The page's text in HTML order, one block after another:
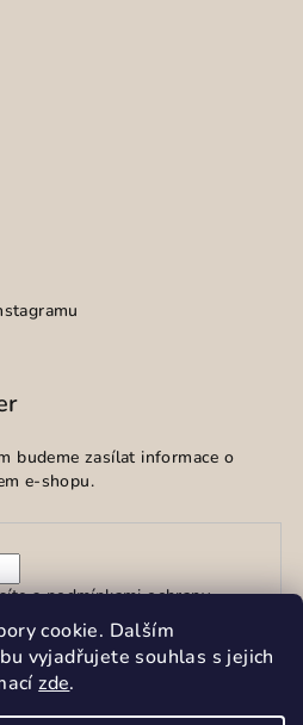
cookie. Dalším
vyjadřujete souhlas s jejich
zde.
budeme zasílat informace o
e-shopu.
spodmínkami ochrany